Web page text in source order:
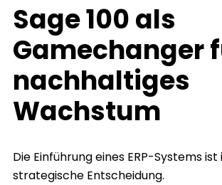
Sage 100 als
Gamechanger
nachhaltiges
Wachstum
Die Einführung eines ERP-Systems
strategische Entscheidung.